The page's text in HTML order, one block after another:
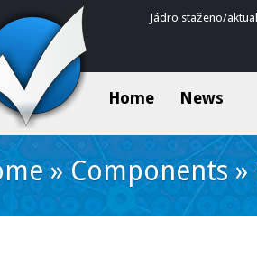
Jádro staženo/
Home News
»Components»